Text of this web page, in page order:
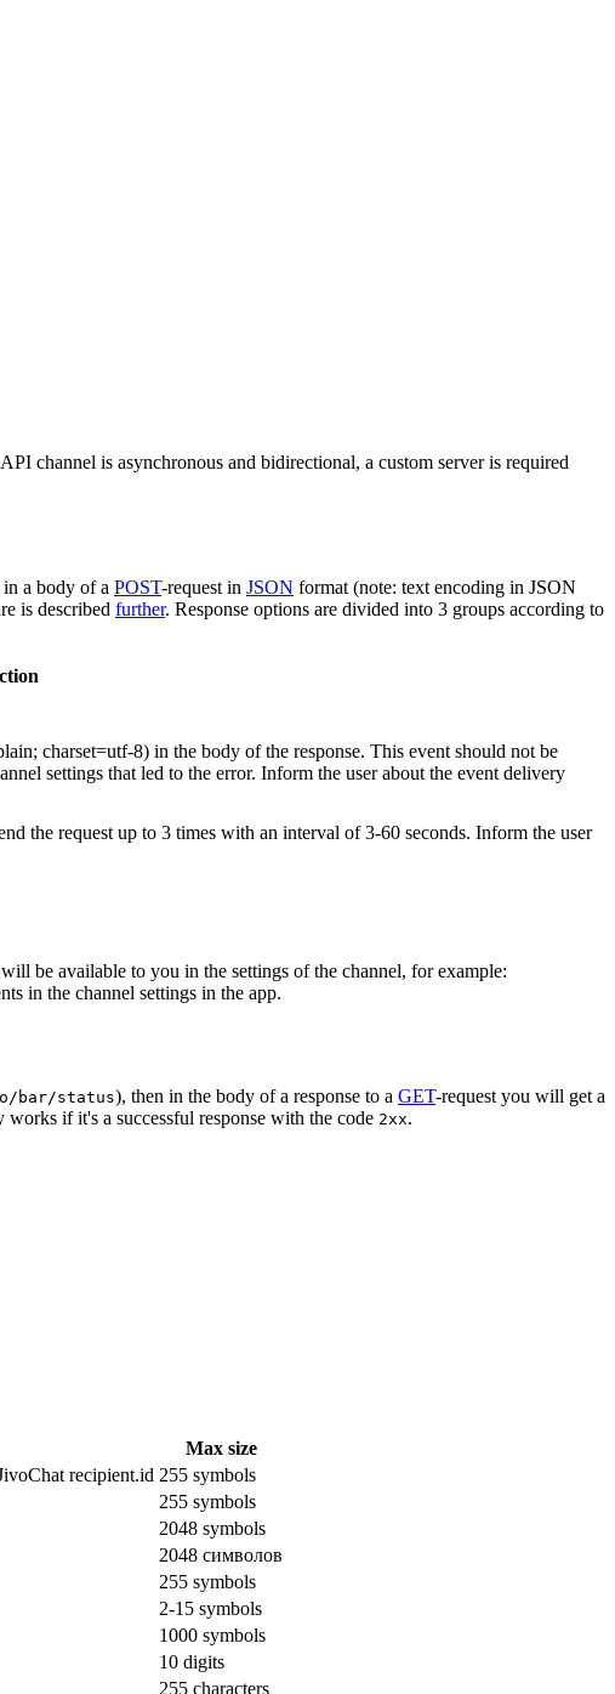
channel is asynchronous and bidirectional, a custom server is required
a body of a POST-request in JSON format (note: text encoding in JSON
is described further. Response options are divided into 3 groups according to
charset=utf-8) in the body of the response. This event should not be
settings that led to the error. Inform the user about the event delivery
the request up to 3 times with an interval of 3-60 seconds. Inform the user
be available to you in the settings of the channel, for example:
in the channel settings in the app.
bar/status), then in the body of a response to a GET-request you will get a
if it's a successful response with the code 2xx.
Max size
recipient.id 255 symbols
255 symbols
2048 symbols
2048 символов
255 symbols
2-15 symbols
1000 symbols
10 digits
255 characters